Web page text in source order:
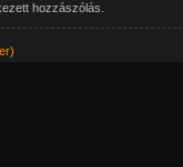
hozzászólás.